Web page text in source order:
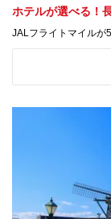
ホテルが選べる！
JALフライトマイルが